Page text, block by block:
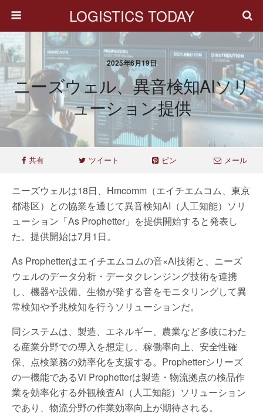
LOGISTICS TODAY
2025年6月19日
ニーズウェル、異音検知AIソリ
ューション提供
共有 ツイート ピン メール
ニーズウェルは18日、Hmcomm（エイチエムコム、東京
都港区）との協業を通じて異音検知AI（人工知能）ソリ
ューション「As Prophetter」を提供開始すると発表し
た。提供開始は7月1日。
As Prophetterはエイチエムコムの音×AI技術と、ニーズ
ウェルのデータ分析・データクレンジング技術を連携
し、機器や設備、生物が発する音をモニタリングして異
常検知や予兆検知を行うソリューションだ。
同システムは、製造、エネルギー、農業など多岐にわた
る産業分野での導入を想定し、稼働率向上、安全性確
保、点検業務の効率化を支援する。Prophetterシリーズ
の一機能であるVi Prophetterは製造・物流拠点の検品作
業を効率化する外観検査AI（人工知能）ソリューション
であり、物流分野の作業効率向上が期待される。